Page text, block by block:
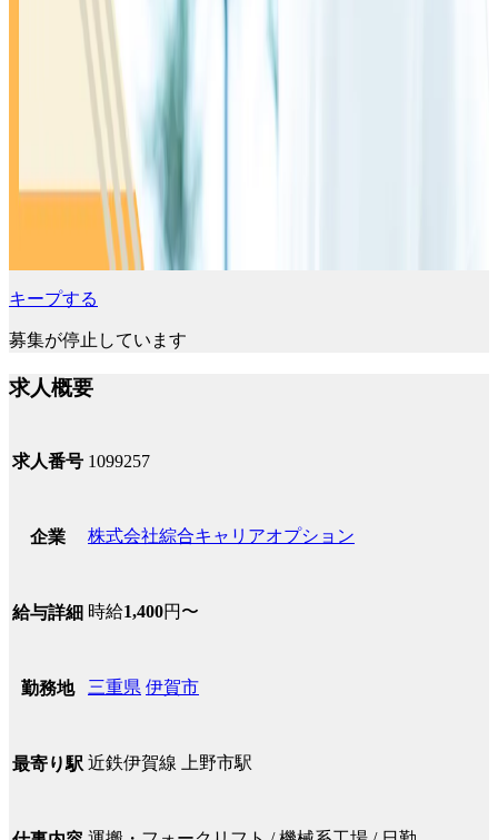
キープする
募集が停止しています
求人概要
求人番号 1099257
企業 株式会社綜合キャリアオプション
給与詳細 時給1,400円〜
勤務地 三重県 伊賀市
最寄り駅 近鉄伊賀線 上野市駅